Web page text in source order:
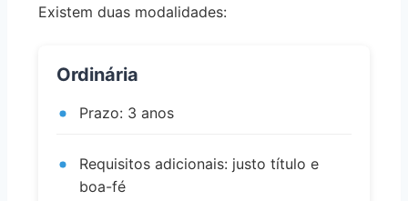
Existem duas modalidades:
Ordinária
Prazo: 3 anos
Requisitos adicionais: justo título e
boa-fé